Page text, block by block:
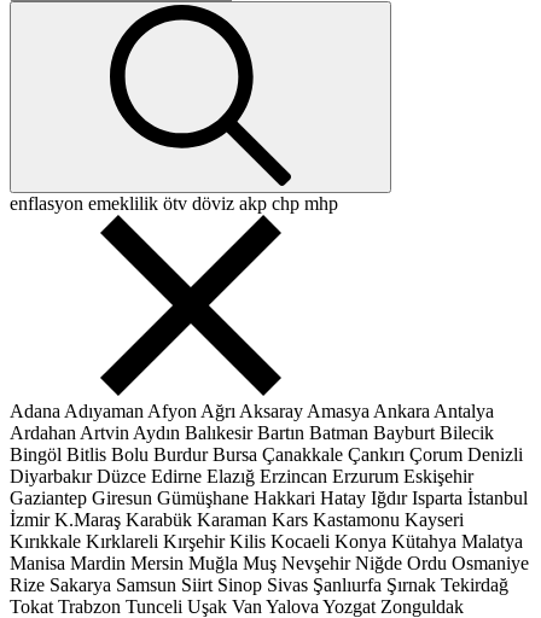
enflasyon emeklilik ötv döviz akp chp mhp
Adana Adıyaman Afyon Ağrı Aksaray Amasya Ankara Antalya
Ardahan Artvin Aydın Balıkesir Bartın Batman Bayburt Bilecik
Bingöl Bitlis Bolu Burdur Bursa Çanakkale Çankırı Çorum Denizli
Diyarbakır Düzce Edirne Elazığ Erzincan Erzurum Eskişehir
Gaziantep Giresun Gümüşhane Hakkari Hatay Iğdır Isparta İstanbul
İzmir K.Maraş Karabük Karaman Kars Kastamonu Kayseri
Kırıkkale Kırklareli Kırşehir Kilis Kocaeli Konya Kütahya Malatya
Manisa Mardin Mersin Muğla Muş Nevşehir Niğde Ordu Osmaniye
Rize Sakarya Samsun Siirt Sinop Sivas Şanlıurfa Şırnak Tekirdağ
Tokat Trabzon Tunceli Uşak Van Yalova Yozgat Zonguldak